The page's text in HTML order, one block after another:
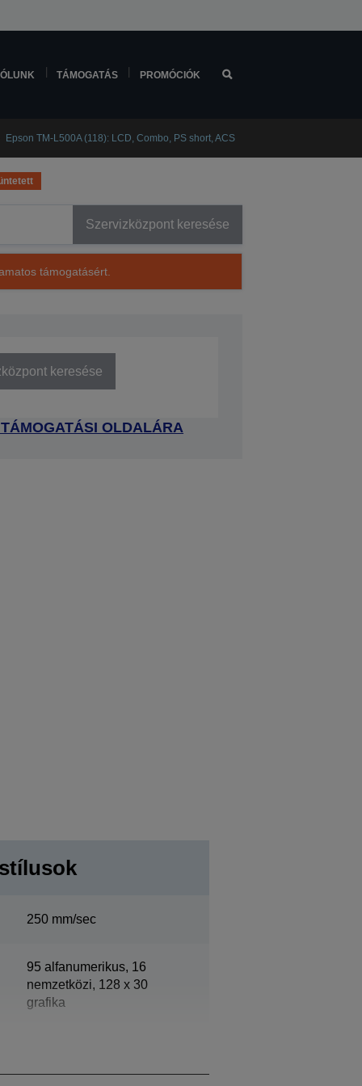
TÁMOGATÁS PROMÓCIÓK
Epson TM-L500A (118): LCD, Combo, PS short, ACS
Szervizközpont keresése
támogatásért.
keresése
OLDALÁRA
250 mm/sec
95 alfanumerikus, 16
nemzetközi, 128 x 30
grafika